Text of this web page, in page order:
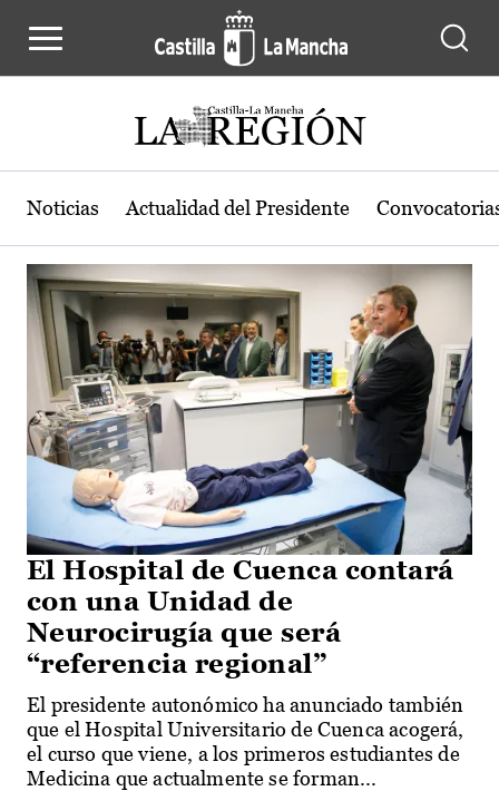
Actualidad de la región de Castilla-
Noticias Actualidad del Presidente
El Hospital de Cuenca contará
con una Unidad de
Neurocirugía que será
“referencia regional”
El presidente autonómico ha anunciado también
que el Hospital Universitario de Cuenca acogerá,
el curso que viene, a los primeros estudiantes de
Medicina que actualmente se forman...